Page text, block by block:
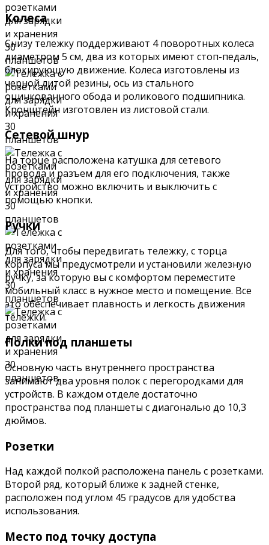
Колеса
Снизу тележку поддерживают 4 поворотных колеса
диаметром 5 см, два из которых имеют стоп-педаль,
блокирующую движение. Колеса изготовлены из
черной литой резины, ось из стального
оцинкованного обода и роликового подшипника.
Кронштейн изготовлен из листовой стали.
Сетевой шнур
На торце расположена катушка для сетевого
провода и разъем для его подключения, также
устройство можно включить и выключить с
помощью кнопки.
Ручки
Для того, чтобы передвигать тележку, с торца
корпуса мы предусмотрели и установили железную
ручку, за которую вы с комфортом переместите
мобильный класс в нужное место и помещение. Все
это обеспечивает плавность и легкость движения
тележки.
Полки под планшеты
Основную часть внутреннего пространства
занимают два уровня полок с перегородками для
устройств. В каждом отделе достаточно
пространства под планшеты с диагональю до 10,3
дюймов.
Розетки
Над каждой полкой расположена панель с розетками.
Второй ряд, который ближе к задней стенке,
расположен под углом 45 градусов для удобства
использования.
Место под точку доступа